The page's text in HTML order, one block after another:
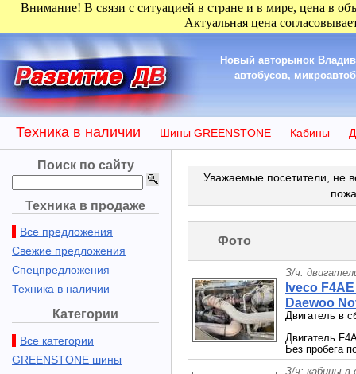
Внимание! В связи с ситуацией в стране и в мире, цена в
Актуальная цена
Новый авторынок
автобусов,
Техника в наличии Шины GREENSTONE Кабины
Поиск по сайту
Техника в продаже
Все предложения
Свежие предложения
Спецпредложения
Техника в наличии
Категории
Все категории
GREENSTONE шины
Уважаемые посетители, не
Фото
З/ч:
Iveco
Daewoo
Двигатель в
Двигатель
Без пробега
З/ч: кабины в